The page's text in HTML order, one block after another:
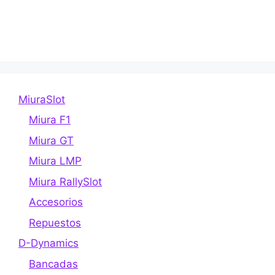
opciones
elegir
en
de
producto
MiuraSlot
Miura F1
Miura GT
Miura LMP
Miura RallySlot
Accesorios
Repuestos
D-Dynamics
Bancadas